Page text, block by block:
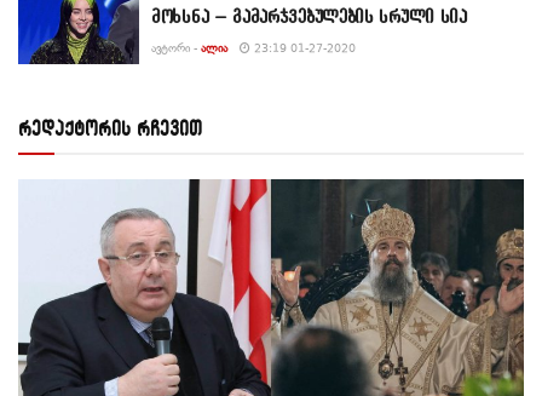
მოხსნა – გამარჯვებულების სრული სია
ᲐᲕᲢᲝᲠᲘ - ᲐᲚᲘᲐ 23:19 01-27-2020
რედაქტორის რჩევით